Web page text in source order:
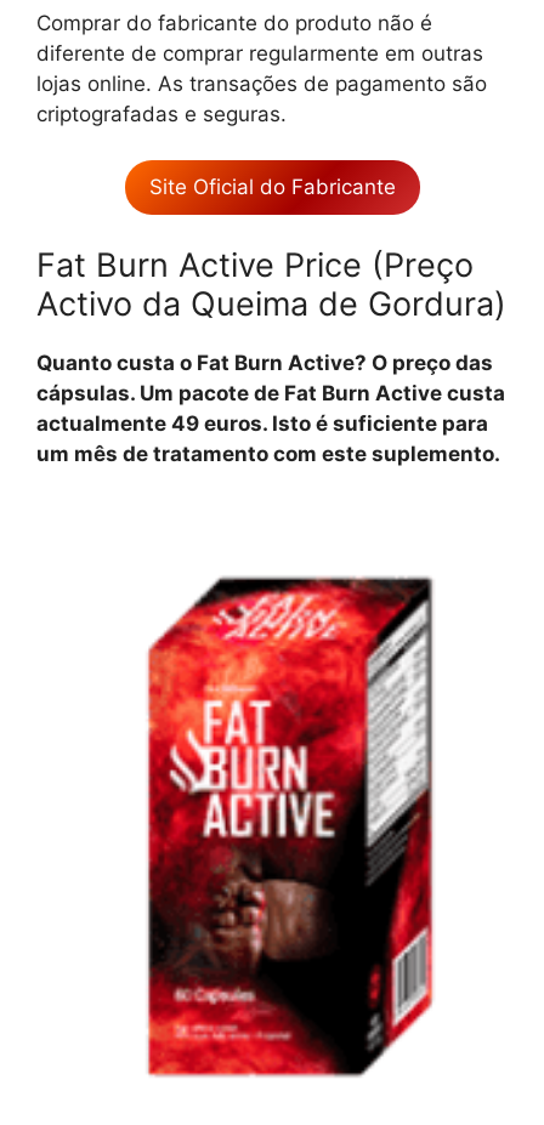
Comprar do fabricante do produto não é
diferente de comprar regularmente em outras
lojas online. As transações de pagamento são
criptografadas e seguras.
Site Oficial do Fabricante
Fat Burn Active Price (Preço
Activo da Queima de Gordura)
Quanto custa o Fat Burn Active? O preço das
cápsulas. Um pacote de Fat Burn Active custa
actualmente 49 euros. Isto é suficiente para
um mês de tratamento com este suplemento.